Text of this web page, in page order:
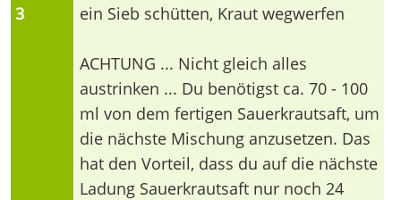
3
ein Sieb schütten, Kraut wegwerfen
ACHTUNG ... Nicht gleich alles
austrinken ... Du benötigst ca. 70 - 100
ml von dem fertigen Sauerkrautsaft, um
die nächste Mischung anzusetzen. Das
hat den Vorteil, dass du auf die nächste
Ladung Sauerkrautsaft nur noch 24